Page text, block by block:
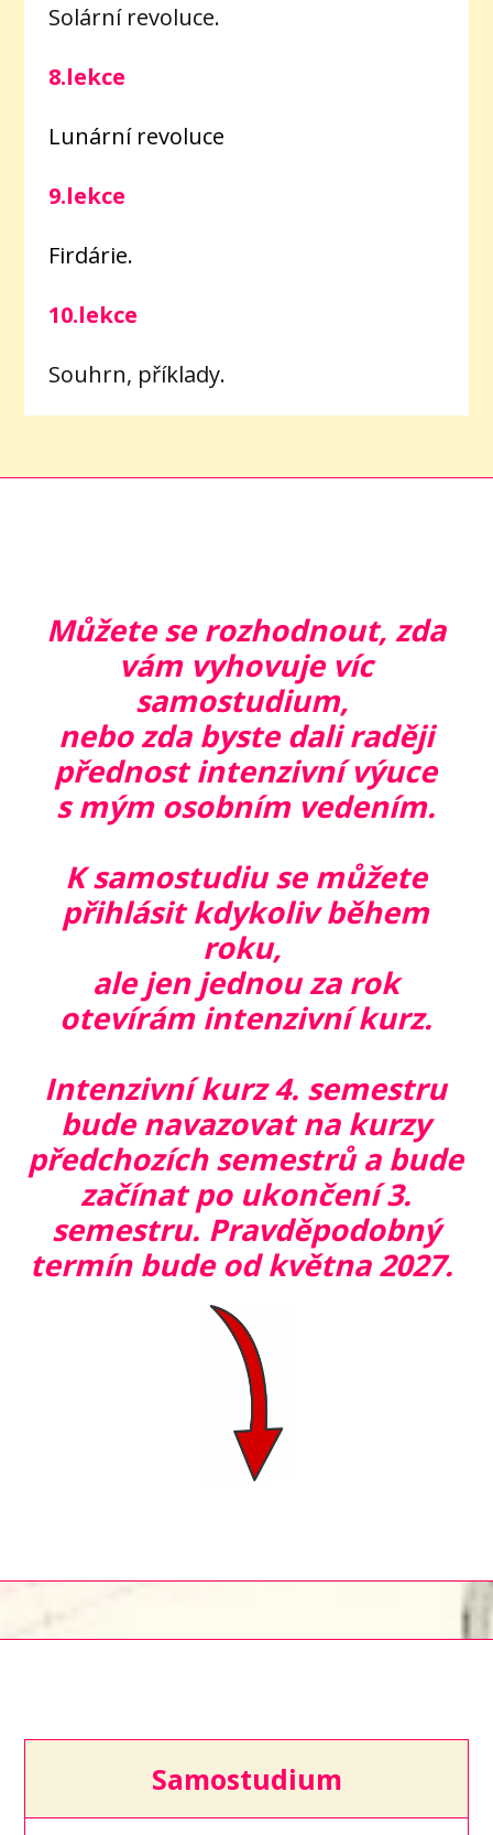
Solární revoluce.
8.lekce
Lunární revoluce
9.lekce
Firdárie.
10.lekce
Souhrn, příklady.
Můžete se rozhodnout, zda
vám vyhovuje víc
samostudium,
nebo zda byste dali raději
přednost intenzivní výuce
s mým osobním vedením.
K samostudiu se můžete
přihlásit kdykoliv během
roku,
ale jen jednou za rok
otevírám intenzivní kurz.
Intenzivní kurz 4. semestru
bude navazovat na kurzy
předchozích semestrů a bude
začínat po ukončení 3.
semestru. Pravděpodobný
termín bude od května 2027.
Samostudium